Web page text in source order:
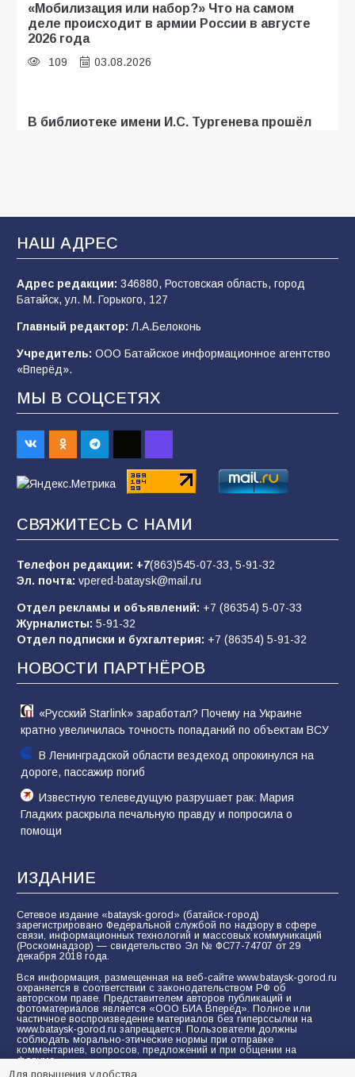
«Мобилизация или набор?» Что на самом
деле происходит в армии России в августе
2026 года
109 03.08.2026
В библиотеке имени И.С. Тургенева прошёл
В Батайске продолжаются дорожные работы
108 04.08.2026
В детском саду № 35 дети освоили
строительные профессии в ходе
спортивного праздника
90
Батайским спортсменам вручили награды
67 08.08.2026
Евгений Остапенко
Батайчане вышли в финал Всероссийского
конкурса «Большая перемена»
НАШ АДРЕС
Адрес редакции: 346880, Ростовская область, город
Батайск, ул. М. Горького, 127
Главный редактор: Л.А.Белоконь
Учредитель: ООО Батайское информационное агентство
«Вперёд».
МЫ В СОЦСЕТЯХ
СВЯЖИТЕСЬ С НАМИ
Телефон редакции: +7(863)545-07-33, 5-91-32
Эл. почта: vpered-bataysk@mail.ru
Отдел рекламы и объявлений: +7 (86354) 5-07-33
Журналисты: 5-91-32
Отдел подписки и бухгалтерия: +7 (86354) 5-91-32
НОВОСТИ ПАРТНЁРОВ
«Русский Starlink» заработал? Почему на Украине
кратно увеличилась точность попаданий по объектам ВСУ
В Ленинградской области вездеход опрокинулся на
дороге, пассажир погиб
Известную телеведущую разрушает рак: Мария
Гладких раскрыла печальную правду и попросила о
помощи
ИЗДАНИЕ
Сетевое издание «bataysk-gorod» (батайск-город)
зарегистрировано Федеральной службой по надзору в сфере
связи, информационных технологий и массовых коммуникаций
(Роскомнадзор) — свидетельство Эл № ФС77-74707 от 29
декабря 2018 года.
Вся информация, размещенная на веб-сайте www.bataysk-gorod.ru
охраняется в соответствии с законодательством РФ об
авторском праве. Представителем авторов публикаций и
фотоматериалов является «ООО БИА Вперёд». Полное или
частичное воспроизведение материалов без гиперссылки на
www.bataysk-gorod.ru запрещается. Пользователи должны
соблюдать морально-этические нормы при отправке
комментариев, вопросов, предложений и при общении на
форуме.
Для повышения удобства